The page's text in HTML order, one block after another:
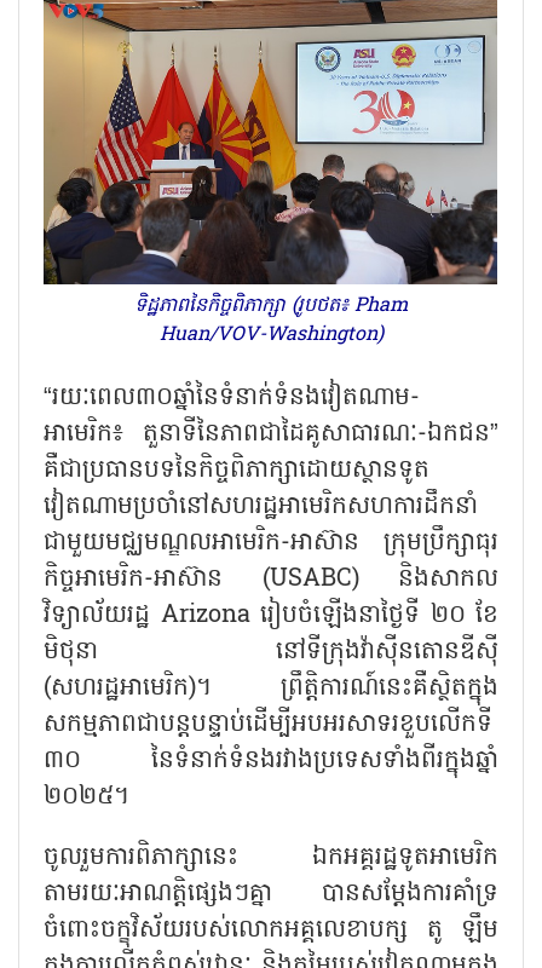
ទិដ្ឋភាពនៃកិច្ចពិភាក្សា (រូបថត៖ Pham
Huan/VOV-Washington)
“រយៈពេល៣០ឆ្នាំនៃទំនាក់ទំនងវៀតណាម-
អាមេរិក៖ តួនាទីនៃភាពជាដៃគូសាធារណៈ-ឯកជន”
គឺជាប្រធានបទនៃកិច្ចពិភាក្សាដោយស្ថានទូត
វៀតណាមប្រចាំនៅសហរដ្ឋអាមេរិកសហការដឹកនាំ
ជាមួយមជ្ឈមណ្ឌលអាមេរិក-អាស៊ាន ក្រុមប្រឹក្សាធុរ
កិច្ចអាមេរិក-អាស៊ាន (USABC) និងសាកល
វិទ្យាល័យរដ្ឋ Arizona រៀបចំឡើងនាថ្ងៃទី ២០ ខែ
មិថុនា នៅទីក្រុងវ៉ាស៊ីនតោនឌីស៊ី
(សហរដ្ឋអាមេរិក)។ ព្រឹត្តិការណ៍នេះគឺស្ថិតក្នុង
សកម្មភាពជាបន្តបន្ទាប់ដើម្បីអបអរសាទរខួបលើកទី
៣០ នៃទំនាក់ទំនងរវាងប្រទេសទាំងពីរក្នុងឆ្នាំ
២០២៥។
ចូលរួមការពិភាក្សានេះ ឯកអគ្គរដ្ឋទូតអាមេរិក
តាមរយៈអាណត្តិផ្សេងៗគ្នា បានសម្តែងការគាំទ្រ
ចំពោះចក្ខុវិស័យរបស់លោកអគ្គលេខាបក្ស តូ ឡឹម